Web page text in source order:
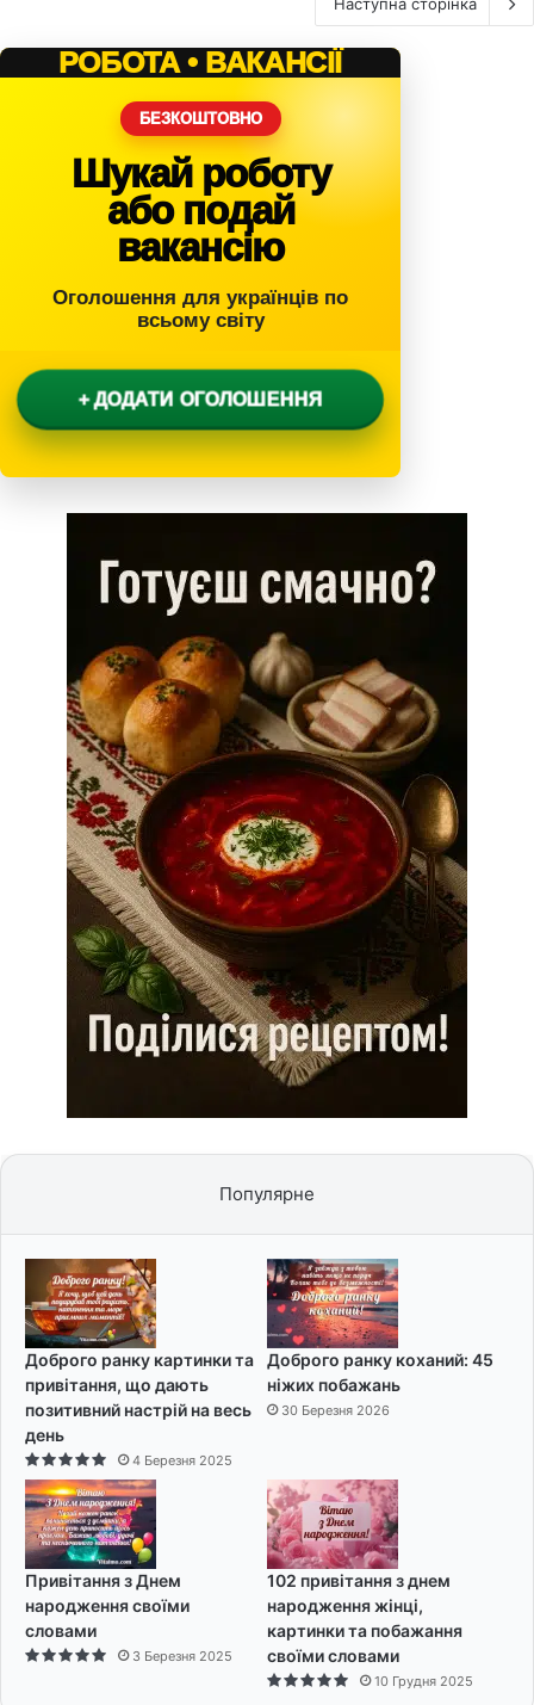
РОБОТА • ВАКАНСІЇ
БЕЗКОШТОВНО
Шукай роботу
або подай
вакансію
Оголошення для українців по
всьому світу
+ ДОДАТИ ОГОЛОШЕННЯ
Популярне
Доброго ранку картинки та
привітання, що дають
позитивний настрій на весь
день
4 Березня 2025
Доброго ранку коханий: 45
ніжих побажань
30 Березня 2026
Привітання з Днем
народження своїми
словами
3 Березня 2025
102 привітання з днем
народження жінці,
картинки та побажання
своїми словами
10 Грудня 2025